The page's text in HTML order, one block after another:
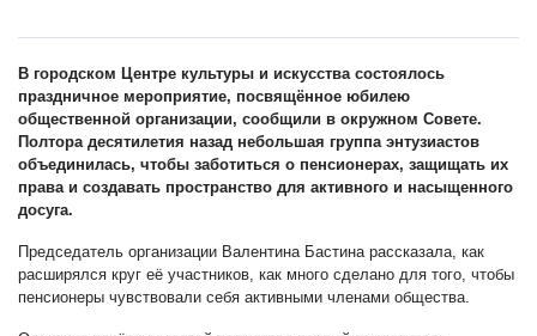
В городском Центре культуры и искусства состоялось
праздничное мероприятие, посвящённое юбилею
общественной организации, сообщили в окружном Совете.
Полтора десятилетия назад небольшая группа энтузиастов
объединилась, чтобы заботиться о пенсионерах, защищать их
права и создавать пространство для активного и насыщенного
досуга.
Председатель организации Валентина Бастина рассказала, как
расширялся круг её участников, как много сделано для того, чтобы
пенсионеры чувствовали себя активными членами общества.